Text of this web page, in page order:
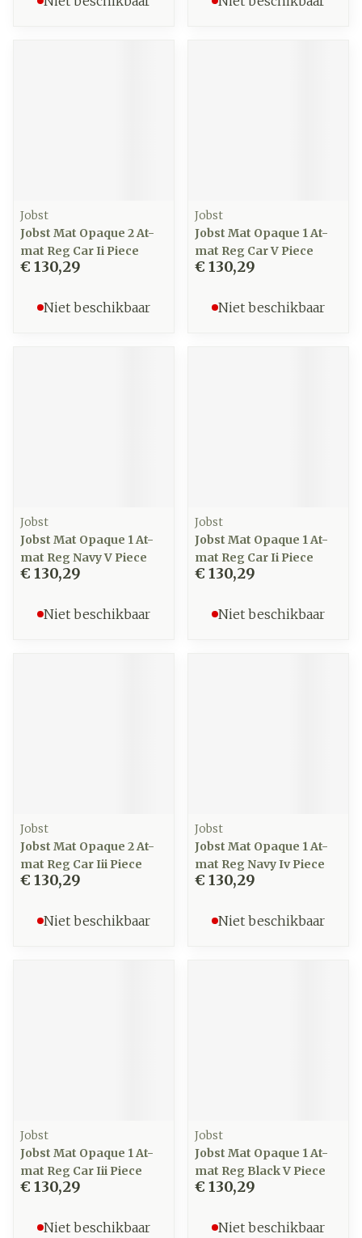
Jobst
Jobst Mat Opaque 2 At-
mat Reg Car Ii Piece
€ 130,29
Niet beschikbaar
Jobst
Jobst Mat Opaque 1 At-
mat Reg Car V Piece
€ 130,29
Niet beschikbaar
Jobst
Jobst Mat Opaque 1 At-
mat Reg Navy V Piece
€ 130,29
Niet beschikbaar
Jobst
Jobst Mat Opaque 1 At-
mat Reg Car Ii Piece
€ 130,29
Niet beschikbaar
Jobst
Jobst Mat Opaque 2 At-
mat Reg Car Iii Piece
€ 130,29
Niet beschikbaar
Jobst
Jobst Mat Opaque 1 At-
mat Reg Navy Iv Piece
€ 130,29
Niet beschikbaar
Jobst
Jobst Mat Opaque 1 At-
mat Reg Car Iii Piece
€ 130,29
Niet beschikbaar
Jobst
Jobst Mat Opaque 1 At-
mat Reg Black V Piece
€ 130,29
Niet beschikbaar